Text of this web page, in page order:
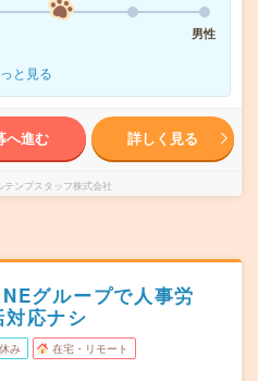
男性
と見る
へ進む 詳しく見る
テンプスタッフ株式会社
グループで人事労
応ナシ
み 在宅・リモート